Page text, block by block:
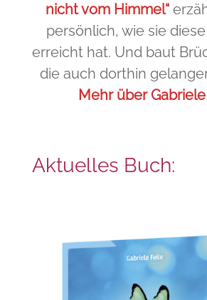
nicht vom Himmel“
persönlich, wie sie
erreicht hat. Und baut
die auch dorthin
Mehr über
Aktuelles Buch: